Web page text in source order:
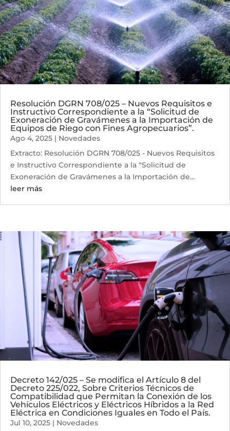
Resolución DGRN 708/025 – Nuevos Requisitos e
Instructivo Correspondiente a la “Solicitud de
Exoneración de Gravámenes a la Importación de
Equipos de Riego con Fines Agropecuarios”.
Ago 4, 2025 | Novedades
Extracto: Resolución DGRN 708/025 - Nuevos Requisitos
e Instructivo Correspondiente a la “Solicitud de
Exoneración de Gravámenes a la Importación de...
leer más
Decreto 142/025 – Se modifica el Artículo 8 del
Decreto 225/022, Sobre Criterios Técnicos de
Compatibilidad que Permitan la Conexión de los
Vehículos Eléctricos y Eléctricos Híbridos a la Red
Eléctrica en Condiciones Iguales en Todo el País.
Jul 10, 2025 | Novedades